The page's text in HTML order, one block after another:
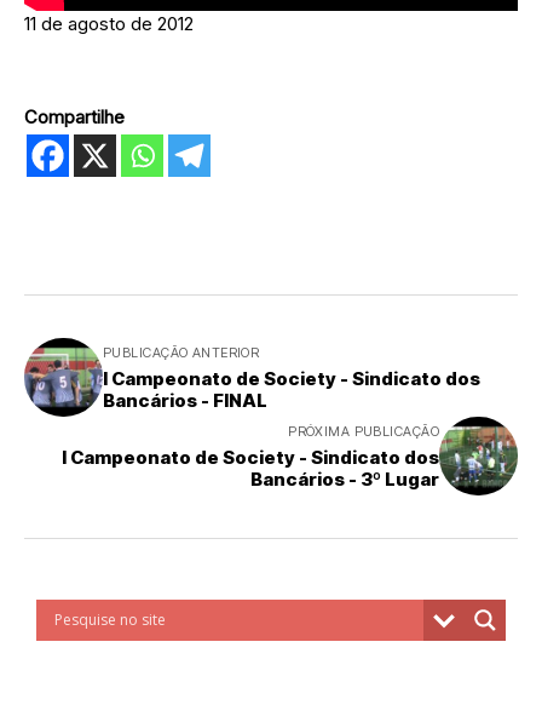
11 de agosto de 2012
Compartilhe
PUBLICAÇÃO ANTERIOR
I Campeonato de Society - Sindicato dos
Bancários - FINAL
PRÓXIMA PUBLICAÇÃO
I Campeonato de Society - Sindicato dos
Bancários - 3º Lugar